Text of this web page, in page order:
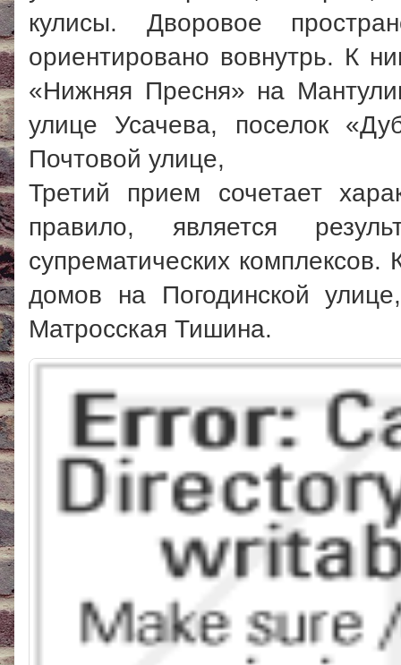
кулисы. Дворовое
ориентировано вовнутрь. К
«Нижняя Пресня» на
улице Усачева, поселок
Почтовой улице,
Третий прием сочетает
правило, является
супрематических
домов на Погодинской
Матросская Тишина.